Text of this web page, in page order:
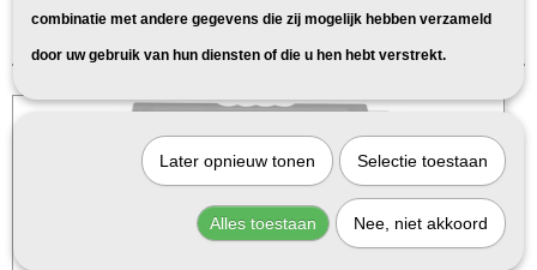
combinatie met andere gegevens die zij mogelijk hebben verzameld
door uw gebruik van hun diensten of die u hen hebt verstrekt.
Later opnieuw tonen Selectie toestaan
Alles toestaan Nee, niet akkoord